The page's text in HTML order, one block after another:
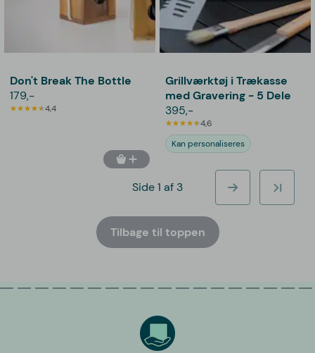
Don't Break The Bottle
179,-
4,4
Grillværktøj i Trækasse
med Gravering - 5 Dele
395,-
4,6
Kan personaliseres
Side 1 af 3
Tilbage til toppen